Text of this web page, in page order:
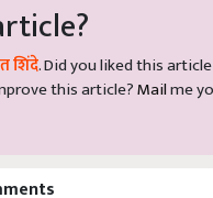
शिंदे. Did you liked this
this article?Mailme